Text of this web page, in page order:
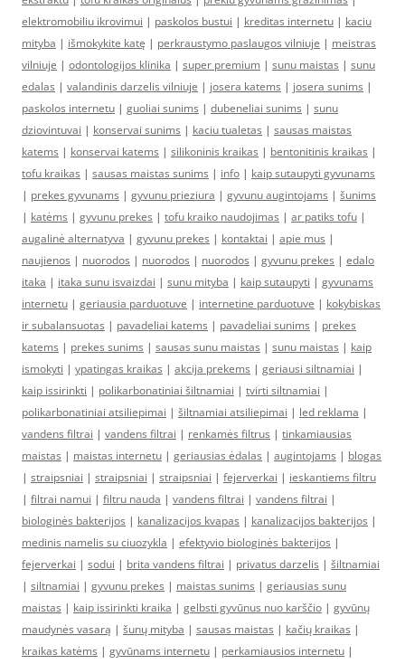
elektromobiliu ikrovimui | paskolos bustui | kreditas internetu | kaciu
mityba | išmokykite katę | perkraustymo paslaugos vilniuje | meistras
vilniuje | odontologijos klinika | super premium | sunu maistas | sunu
edalas | valandinis darzelis vilniuje | josera katems | josera sunims |
paskolos internetu | guoliai sunims | dubeneliai sunims | sunu
dziovintuvai | konservai sunims | kaciu tualetas | sausas maistas
katems | konservai katems | silikoninis kraikas | bentonitinis kraikas |
tofu kraikas | sausas maistas sunims | info | kaip sutaupyti gyvunams
| prekes gyvunams | gyvunu prieziura | gyvunu augintojams | šunims
| katėms | gyvunu prekes | tofu kraiko naudojimas | ar patiks tofu |
augalinė alternatyva | gyvunu prekes | kontaktai | apie mus |
naujienos | nuorodos | nuorodos | nuorodos | gyvunu prekes | edalo
itaka | itaka sunu isvaizdai | sunu mityba | kaip sutaupyti | gyvunams
internetu | geriausia parduotuve | internetine parduotuve | kokybiskas
ir subalansuotas | pavadeliai katems | pavadeliai sunims | prekes
katems | prekes sunims | sausas sunu maistas | sunu maistas | kaip
ismokyti | ypatingas kraikas | akcija prekems | geriausi siltnamiai |
kaip issirinkti | polikarbonatiniai šiltnamiai | tvirti siltnamiai |
polikarbonatiniai atsiliepimai | šiltnamiai atsiliepimai | led reklama |
vandens filtrai | vandens filtrai | renkamės filtrus | tinkamiausias
maistas | maistas internetu | geriausias ėdalas | augintojams | blogas
| straipsniai | straipsniai | straipsniai | fejerverkai | ieskantiems filtru
| filtrai namui | filtru nauda | vandens filtrai | vandens filtrai |
biologinės bakterijos | kanalizacijos kvapas | kanalizacijos bakterijos |
medinis namelis su ciuozykla | efektyvio biologinės bakterijos |
fejerverkai | sodui | brita vandens filtrai | privatus darzelis | šiltnamiai
| siltnamiai | gyvunu prekes | maistas sunims | geriausias sunu
maistas | kaip issirinkti kraika | gelbsti gyvūnus nuo karščio | gyvūnų
maudynės vasarą | šunų mityba | sausas maistas | kačių kraikas |
kraikas katėms | gyvūnams internetu | perkamiausios internetu |